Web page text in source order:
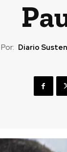
Por: Diario